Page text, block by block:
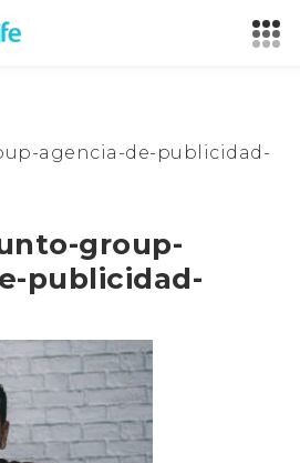
agencia-de-publicidad-
group-
publicidad-